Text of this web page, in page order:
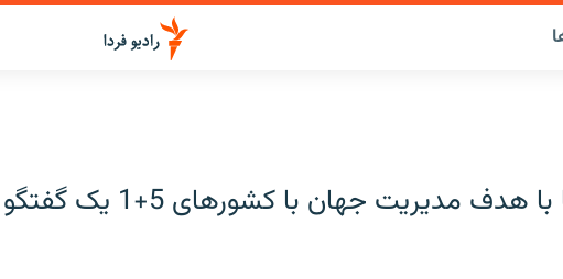
احمدی نژاد: ایران تنها با هدف مدیریت جهان با کشورهای 5+1 یک گفتگو